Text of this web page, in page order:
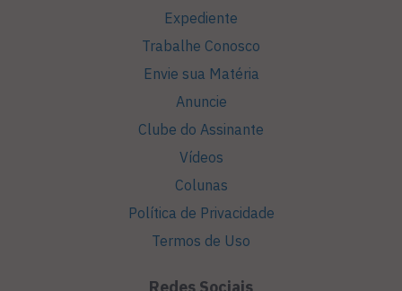
Expediente
Trabalhe Conosco
Envie sua Matéria
Anuncie
Clube do Assinante
Vídeos
Colunas
Política de Privacidade
Termos de Uso
Redes Sociais